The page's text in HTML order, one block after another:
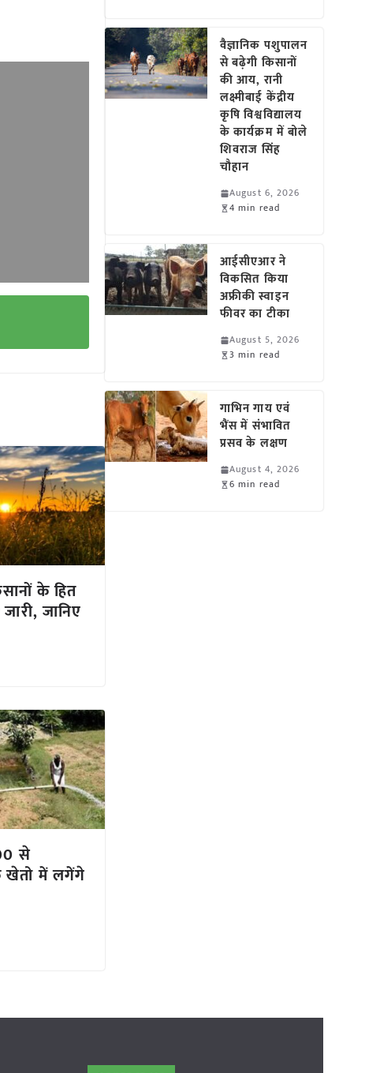
के हित
जानिए
से
खेतो में लगेंगे
वैज्ञानिक पशुपालन
से बढ़ेगी किसानों
की आय, रानी
लक्ष्मीबाई केंद्रीय
कृषि विश्वविद्यालय
के कार्यक्रम में बोले
शिवराज सिंह
चौहान
August 6, 2026
4 min read
आईसीएआर ने
विकसित किया
अफ्रीकी स्वाइन
फीवर का टीका
August 5, 2026
3 min read
गाभिन गाय एवं
भैंस में संभावित
प्रसव के लक्षण
August 4, 2026
6 min read